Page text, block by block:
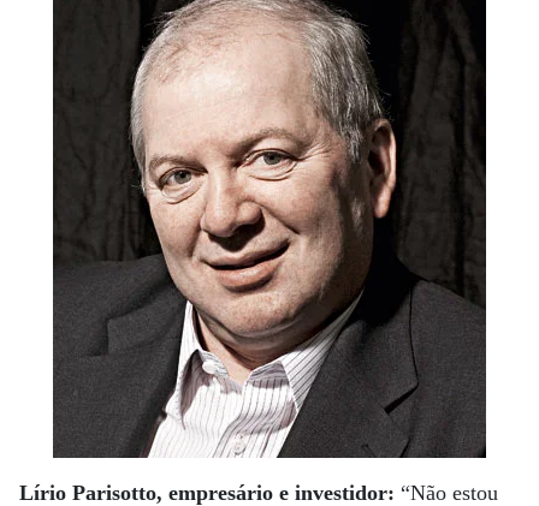
Lírio Parisotto, empresário e investidor: “Não estou